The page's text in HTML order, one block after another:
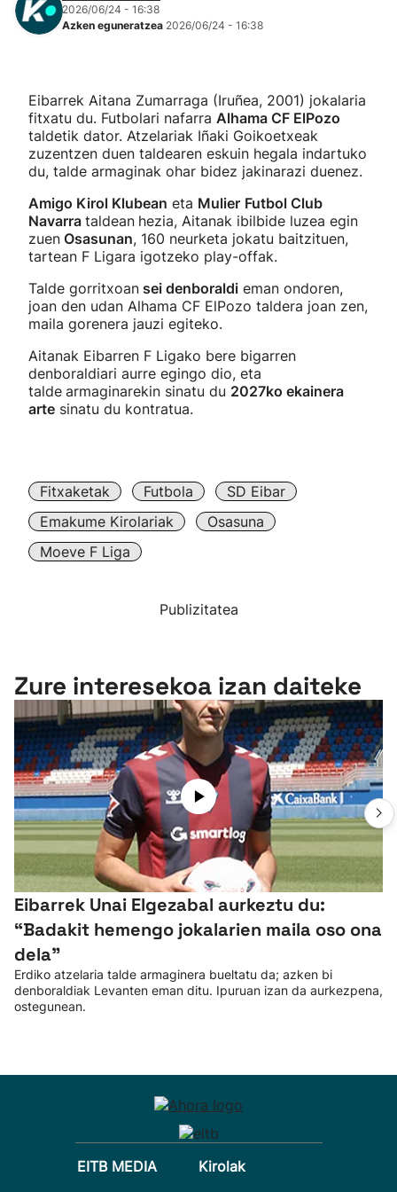
2026/06/24 - 16:38
Azken eguneratzea 2026/06/24 - 16:38
Eibarrek Aitana Zumarraga (Iruñea, 2001) jokalaria
fitxatu du. Futbolari nafarra Alhama CF ElPozo
taldetik dator. Atzelariak Iñaki Goikoetxeak
zuzentzen duen taldearen eskuin hegala indartuko
du, talde armaginak ohar bidez jakinarazi duenez.
Amigo Kirol Klubean eta Mulier Futbol Club
Navarra taldean hezia, Aitanak ibilbide luzea egin
zuen Osasunan, 160 neurketa jokatu baitzituen,
tartean F Ligara igotzeko play-offak.
Talde gorritxoan sei denboraldi eman ondoren,
joan den udan Alhama CF ElPozo taldera joan zen,
maila gorenera jauzi egiteko.
Aitanak Eibarren F Ligako bere bigarren
denboraldiari aurre egingo dio, eta
talde armaginarekin sinatu du 2027ko ekainera
arte sinatu du kontratua.
Fitxaketak Futbola
SD Eibar
Emakume Kirolariak
Osasuna
Moeve F Liga
Publizitatea
Zure interesekoa izan daiteke
Eibarrek Unai Elgezabal aurkeztu du:
“Badakit hemengo jokalarien maila oso ona
dela”
Erdiko atzelaria talde armaginera bueltatu da; azken bi
denboraldiak Levanten eman ditu. Ipuruan izan da aurkezpena,
ostegunean.
EITB MEDIA
Kirolak